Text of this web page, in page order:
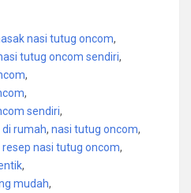
nasi tutug oncom,
tutug oncom sendiri,
,
,
sendiri,
rumah, nasi tutug oncom,
resep nasi tutug oncom,
,
mudah,